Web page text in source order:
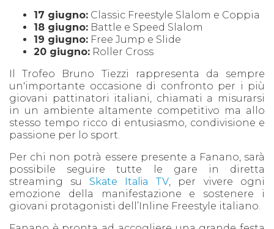
17 giugno: Classic Freestyle Slalom e Coppia
18 giugno: Battle e Speed Slalom
19 giugno: Free Jump e Slide
20 giugno: Roller Cross
Il Trofeo Bruno Tiezzi rappresenta da sempre
un'importante occasione di confronto per i più
giovani pattinatori italiani, chiamati a misurarsi
in un ambiente altamente competitivo ma allo
stesso tempo ricco di entusiasmo, condivisione e
passione per lo sport.
Per chi non potrà essere presente a Fanano, sarà
possibile seguire tutte le gare in diretta
streaming su Skate Italia TV, per vivere ogni
emozione della manifestazione e sostenere i
giovani protagonisti dell’Inline Freestyle italiano.